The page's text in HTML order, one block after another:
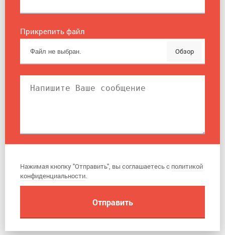
Прикрепить файл
Обзор
Нажимая кнопку "Отправить", вы соглашаетесь с политикой
конфиденциальности.